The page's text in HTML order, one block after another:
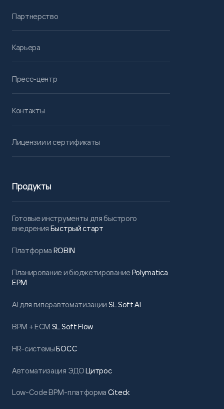
Партнерство
Карьера
Пресс-центр
Контакты
Лицензии и сертификаты
Продукты
Готовые инструменты для быстрого
внедрения Быстрый старт
Платформа ROBIN
Планирование и бюджетированиеPolymatica
EPM
AI для гиперавтоматизации SL Soft AI
BPM + ECM SL Soft Flow
HR-системыБОСС
Автоматизация ЭДОЦитрос
Low-Code BPM-платформа Citeck